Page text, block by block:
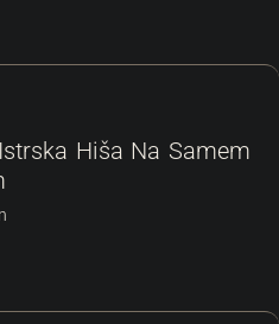
Hiša Na Samem